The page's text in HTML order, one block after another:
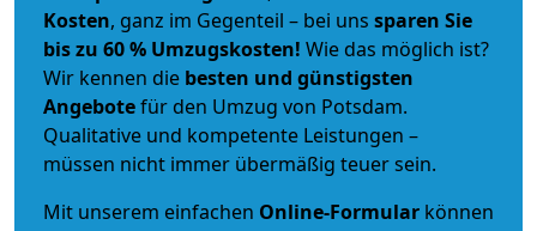
Kosten, ganz im Gegenteil – bei uns sparen Sie
bis zu 60 % Umzugskosten! Wie das möglich ist?
Wir kennen die besten und günstigsten
Angebotefür den Umzug von Potsdam.
Qualitative und kompetente Leistungen –
müssen nicht immer übermäßig teuer sein.
Mit unserem einfachen Online-Formular können